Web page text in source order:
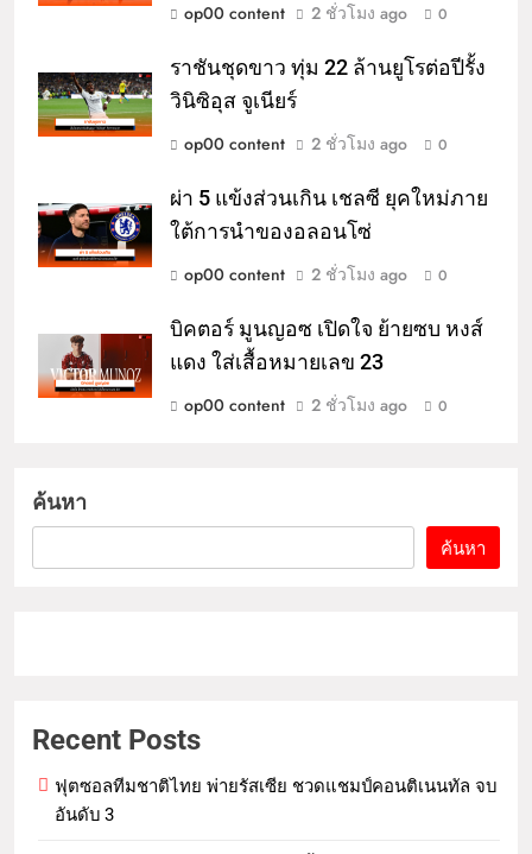
op00 content
2 ชั่วโมง ago 0
ราชันชุดขาว ทุ่ม 22 ล้านยูโรต่อปีรั้ง
วินิซิอุส จูเนียร์
op00 content
2 ชั่วโมง ago 0
ผ่า 5 แข้งส่วนเกิน เชลซี ยุคใหม่ภาย
ใต้การนำของอลอนโซ่
op00 content
2 ชั่วโมง ago 0
บิคตอร์ มูนญอซ เปิดใจ ย้ายซบ หงส์
แดง ใส่เสื้อหมายเลข 23
op00 content
2 ชั่วโมง ago 0
ค้นหา
ค้นหา
Recent Posts
ฟุตซอลทีมชาติไทย พ่ายรัสเซีย ชวดแชมป์คอนติเนนทัล จบ
อันดับ 3